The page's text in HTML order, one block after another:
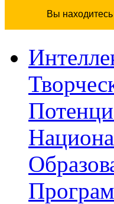
Вы